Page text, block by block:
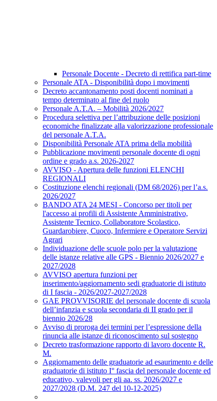
Personale Docente - Decreto di rettifica part-time
Personale ATA - Disponibilità dopo i movimenti
Decreto accantonamento posti docenti nominati a
tempo determinato al fine del ruolo
Personale A.T.A. – Mobilità 2026/2027
Procedura selettiva per l’attribuzione delle posizioni
economiche finalizzate alla valorizzazione professionale
del personale A.T.A.
Disponibilità Personale ATA prima della mobilità
Pubblicazione movimenti personale docente di ogni
ordine e grado a.s. 2026-2027
AVVISO - Apertura delle funzioni ELENCHI
REGIONALI
Costituzione elenchi regionali (DM 68/2026) per l’a.s.
2026/2027
BANDO ATA 24 MESI - Concorso per titoli per
l'accesso ai profili di Assistente Amministrativo,
Assistente Tecnico, Collaboratore Scolastico,
Guardarobiere, Cuoco, Infermiere e Operatore Servizi
Agrari
Individuazione delle scuole polo per la valutazione
delle istanze relative alle GPS - Biennio 2026/2027 e
2027/2028
AVVISO apertura funzioni per
inserimento/aggiornamento sedi graduatorie di istituto
di I fascia - 2026/2027-2027/2028
GAE PROVVISORIE del personale docente di scuola
dell’infanzia e scuola secondaria di II grado per il
biennio 2026/28
Avviso di proroga dei termini per l’espressione della
rinuncia alle istanze di riconoscimento sul sostegno
Decreto trasformazione rapporto di lavoro docente R.
M.
Aggiornamento delle graduatorie ad esaurimento e delle
graduatorie di istituto I° fascia del personale docente ed
educativo, valevoli per gli aa. ss. 2026/2027 e
2027/2028 (D.M. 247 del 10-12-2025)